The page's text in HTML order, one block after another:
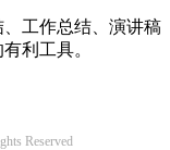
工作总结、演讲稿
利工具。
Reserved